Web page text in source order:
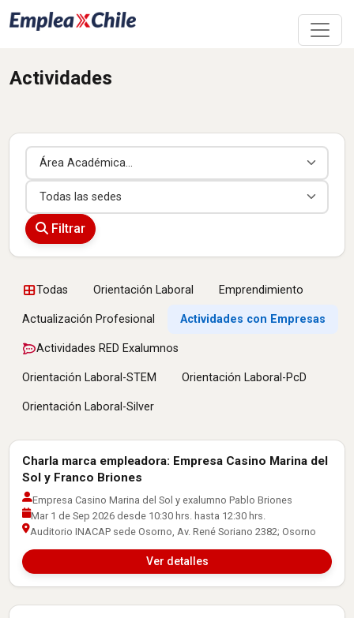
Actividades
Área Académica
Sede
Filtrar
Todas Orientación Laboral Emprendimiento
Actualización Profesional Actividades con Empresas
Actividades RED Exalumnos
Orientación Laboral-STEM Orientación Laboral-PcD
Orientación Laboral-Silver
Actividades con Empresas
Charla marca empleadora: Empresa Casino Marina del
Sol y Franco Briones
Empresa Casino Marina del Sol y exalumno Pablo Briones
Mar 1 de Sep 2026 desde 10:30 hrs. hasta 12:30 hrs.
Auditorio INACAP sede Osorno, Av. René Soriano 2382; Osorno
Ver detalles